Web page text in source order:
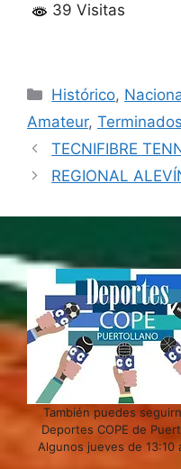
39 Visitas
Categorías
Histórico,
Amateur, Terminados
TECNIFIBRE
REGIONAL
También puedes
Deportes COPE de
Algunos jueves de 13:10